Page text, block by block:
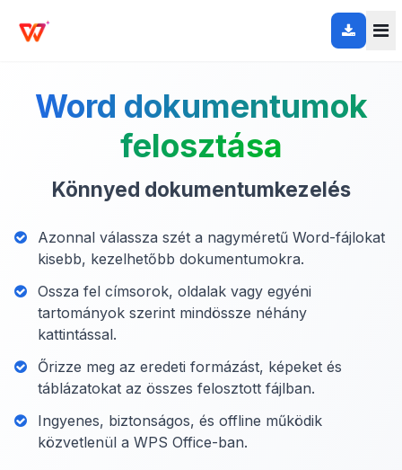
Word dokumentumok
felosztása
Könnyed dokumentumkezelés
Azonnal válassza szét a nagyméretű Word-fájlokat
kisebb, kezelhetőbb dokumentumokra.
Ossza fel címsorok, oldalak vagy egyéni
tartományok szerint mindössze néhány
kattintással.
Őrizze meg az eredeti formázást, képeket és
táblázatokat az összes felosztott fájlban.
Ingyenes, biztonságos, és offline működik
közvetlenül a WPS Office-ban.